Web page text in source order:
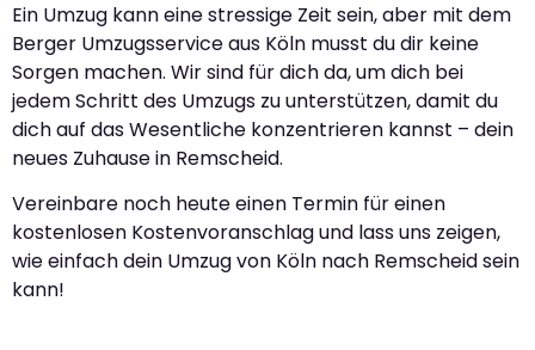
Ein Umzug kann eine stressige Zeit sein, aber mit dem
Berger Umzugsservice aus Köln musst du dir keine
Sorgen machen. Wir sind für dich da, um dich bei
jedem Schritt des Umzugs zu unterstützen, damit du
dich auf das Wesentliche konzentrieren kannst – dein
neues Zuhause in Remscheid.
Vereinbare noch heute einen Termin für einen
kostenlosen Kostenvoranschlag und lass uns zeigen,
wie einfach dein Umzug von Köln nach Remscheid sein
kann!